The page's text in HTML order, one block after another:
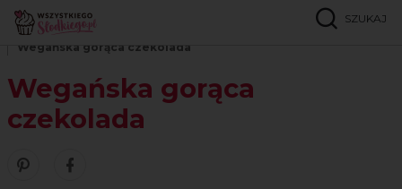
SZUKAJ
Strona główna
Wegańska gorąca czekolada
Wegańska gorąca
czekolada
Zobacz nasze piny w serwisie Pinterest
Udostępnij ten przepis w serwisie Facebook